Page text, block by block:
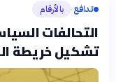
تدافع› بالأرقام
التحالفات
تشكيل خريطة